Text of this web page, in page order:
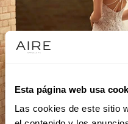
Esta página web usa
Las cookies de este sitio